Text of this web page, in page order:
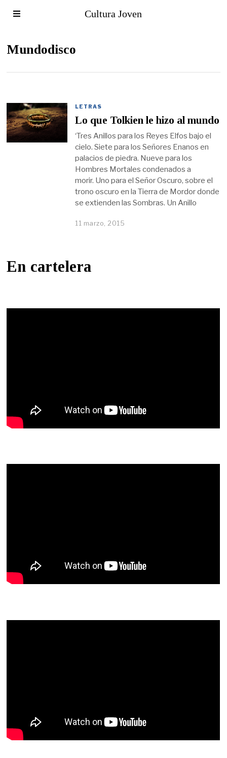
Cultura Joven
Mundodisco
LETRAS
Lo que Tolkien le hizo al mundo
‘Tres Anillos para los Reyes Elfos bajo el
cielo. Siete para los Señores Enanos en
palacios de piedra. Nueve para los
Hombres Mortales condenados a
morir. Uno para el Señor Oscuro, sobre el
trono oscuro en la Tierra de Mordor donde
se extienden las Sombras. Un Anillo
11 marzo, 2015
En cartelera